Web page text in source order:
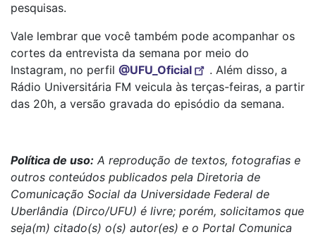
pesquisas.
Vale lembrar que você também pode acompanhar os
cortes da entrevista da semana por meio do
Instagram, no perfil @UFU_Oficial
. Além disso, a
Rádio Universitária FM veicula às terças-feiras, a partir
das 20h, a versão gravada do episódio da semana.
Política de uso: A reprodução de textos, fotografias e
outros conteúdos publicados pela Diretoria de
Comunicação Social da Universidade Federal de
Uberlândia (Dirco/UFU) é livre; porém, solicitamos que
seja(m) citado(s) o(s) autor(es) e o Portal Comunica